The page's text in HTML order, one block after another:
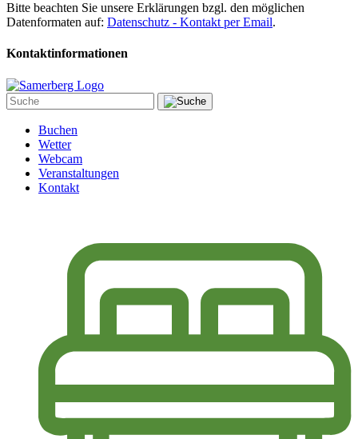
Bitte beachten Sie unsere Erklärungen bzgl. den möglichen
Datenformaten auf: Datenschutz - Kontakt per Email.
Kontaktinformationen
Buchen
Wetter
Webcam
Veranstaltungen
Kontakt